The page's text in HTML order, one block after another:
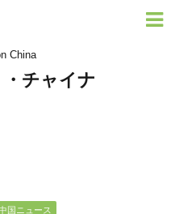
China
チャイナ
国ニュース